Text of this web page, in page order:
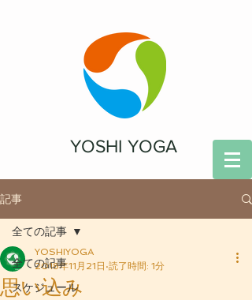
YOSHI YOGA
記事
全ての記事
スケジュール
全ての記事
思い込み
YOSHIYOGA
2018年11月21日 読了時間: 1分